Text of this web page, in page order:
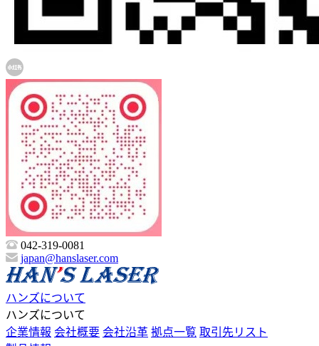
042-319-0081
japan@hanslaser.com
ハンズについて
ハンズについて
企業情報 会社概要 会社沿革 拠点一覧 取引先リスト